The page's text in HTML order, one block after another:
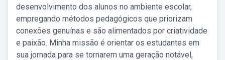
desenvolvimento dos alunos no ambiente escolar,
empregando métodos pedagógicos que priorizam
conexões genuínas e são alimentados por criatividade
e paixão. Minha missão é orientar os estudantes em
sua jornada para se tornarem uma geração notável,